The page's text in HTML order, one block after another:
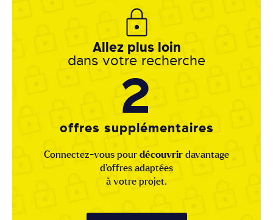
Allez plus loin
dans votre recherche
2
offres supplémentaires
Connectez-vous pour découvrir davantage
d'offres adaptées
à votre projet.